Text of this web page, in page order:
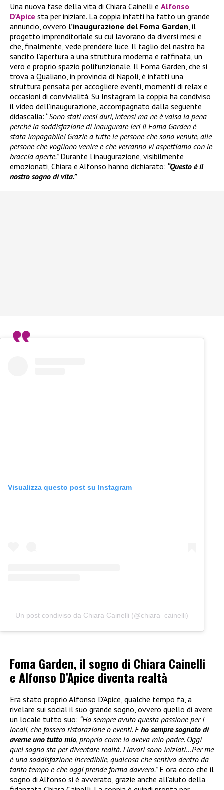
Una nuova fase della vita di Chiara Cainelli e Alfonso
D’Apice sta per iniziare. La coppia infatti ha fatto un grande
annuncio, ovvero l’inaugurazione del Foma Garden , il
progetto imprenditoriale su cui lavorano da diversi mesi e
che, finalmente, vede prendere luce. Il taglio del nastro ha
sancito l’apertura a una struttura moderna e raffinata, un
vero e proprio spazio polifunzionale. Il Foma Garden, che si
trova a Qualiano, in provincia di Napoli, è infatti una
struttura pensata per accogliere eventi, momenti di relax e
occasioni di convivialità. Su Instagram la coppia ha condiviso
il video dell’inaugurazione, accompagnato dalla seguente
didascalia: “Sono stati mesi duri, intensi ma ne è valsa la pena
perché la soddisfazione di inaugurare ieri il Foma Garden è
stata impagabile! Grazie a tutte le persone che sono venute, alle
persone che vogliono venire e che verranno vi aspettiamo con le
braccia aperte.”Durante l’inaugurazione, visibilmente
emozionati, Chiara e Alfonso hanno dichiarato: “Questo è il
nostro sogno di vita.”
Visualizza questo post su Instagram
Un post condiviso da Chiara Cainelli (@chiara_cainelli)
Foma Garden, il sogno di Chiara Cainelli
e Alfonso D’Apice diventa realtà
Era stato proprio Alfonso D’Apice, qualche tempo fa, a
rivelare sui social il suo grande sogno, ovvero quello di avere
un locale tutto suo: “Ho sempre avuto questa passione per i
locali, che fossero ristorazione o eventi. Eho sempre sognato di
averne uno tutto mio, proprio come lo aveva mio padre. Oggi
quel sogno sta per diventare realtà. I lavori sono iniziati…Per me
è una soddisfazione incredibile, qualcosa che sentivo dentro da
tanto tempo e che oggi prende forma davvero.”E ora ecco che il
sogno di Alfonso si è avverato, grazie anche all’aiuto della